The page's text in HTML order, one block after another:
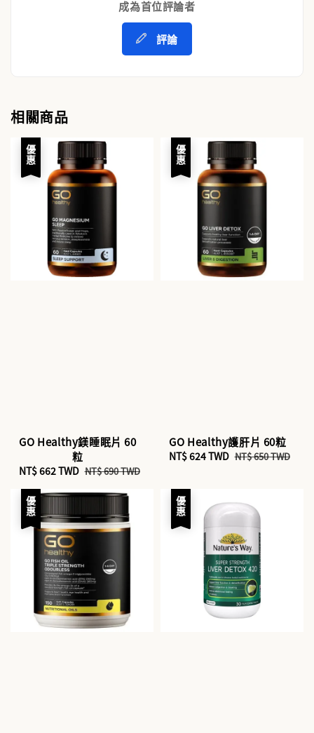
成為首位評論者
評論
相關商品
優惠
GO Healthy鎂睡眠片 60
粒
Sale
price
NT$ 662 TWD Regular
NT$ 690 TWD
優惠
GO Healthy護肝片 60粒
Sale
NT$ 624 TWD Regular
NT$ 650 TWD
優惠 優惠